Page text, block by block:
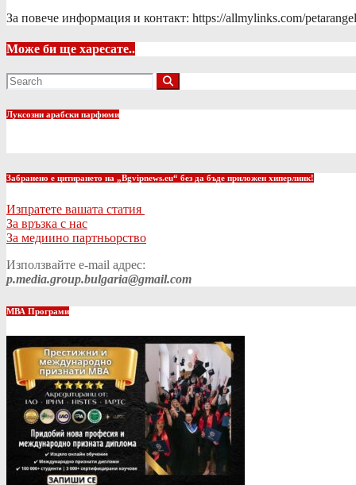
За повече информация и контакт: https://allmylinks.com/
Може би ще харесате..
Луксозни арабски парфюми
Забранено е цитирането на „Bgvipnews.eu“ без да бъде приложен хиперлинк!
Изпратете вашата статия
За връзка с нас
За медиино партньорство
Използвайте e-mail адрес:
p.media.group.bulgaria@gmail.com
МВА Програми